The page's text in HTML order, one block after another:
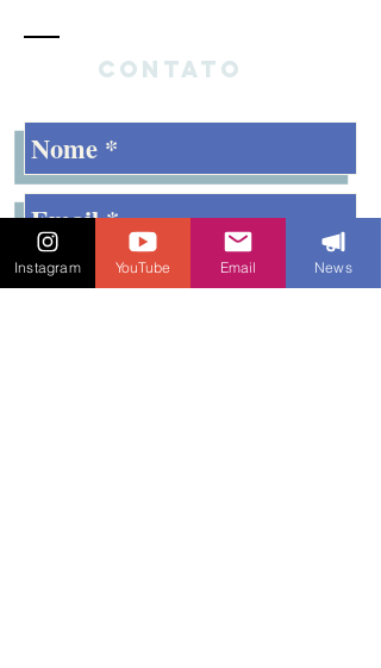
Contato
Instagram YouTube Email News